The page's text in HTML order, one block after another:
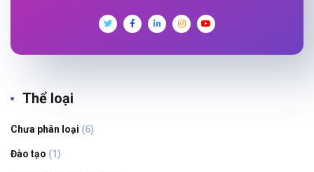
Thể loại
Chưa phân loại (6)
Đào tạo (1)